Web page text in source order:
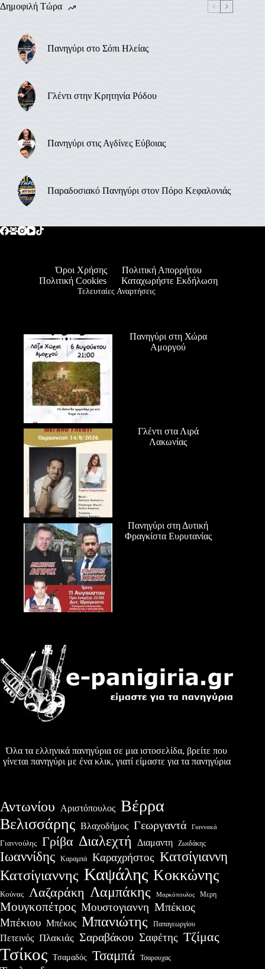
Δημοφιλή Τώρα
Πανηγύρι στο Σόπι Ηλείας
Γλέντι στην Κρητηνία Ρόδου
Πανηγύρι στις Αγδίνες Εύβοιας
Παραδοσιακό Πανηγύρι στον Πόρο Κεφαλονιάς
Όροι Χρήσης
Πολιτική Απορρήτου
Πολιτική Cookies
Καταχωρήστε Εκδήλωση
Τελευταίες Αναρτήσεις
Πανηγύρι στη Χώρα
Αμοργού
Γλέντι στα Λιρά
Λακωνίας
Πανηγύρι στη Δυτική
Φραγκίστα Ευρυτανίας
Όλα τα ελληνικά πανηγύρια σε μια ιστοσελίδα, βρείτε που
γίνεται πανηγύρι με ένα κλικ, γιατί είμαστε για τα πανηγύρια
Αντωνίου Αριστόπουλος Βέρρα
Βελισσάρης Βλαχοδήμος Γεωργαντά Γιαννακά
Γιαννούλης Γρίβα Διαλεχτή Διαμαντη Ζωιδάκης
Ιωαννίδης Καραμπά Καραχρήστος Κατσίγιαννη
Κατσίγιαννης Καψάλης Κοκκώνης
Κούνας Λαζαράκη Λαμπάκης Μαρκόπουλος Μερη
Μουγκοπέτρος Μουστογιαννη Μπέκιος
Μπέκιου Μπέκος Μπανιώτης Παπαγεωργίου
Πετεινός Πλακιάς Σαραβάκου Σαφέτης Τζίμας
Τσίκος Τσαμαδός Τσαμπά Τσαρουχας